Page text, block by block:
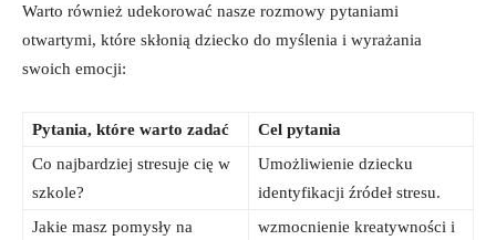
Warto również udekorować nasze rozmowy ​pytaniami
otwartymi, które skłonią dziecko do myślenia i wyrażania
swoich emocji:
Pytania, które warto zadać
Cel pytania
Co najbardziej‌ stresuje cię w⁤
szkole?
Umożliwienie dziecku
‍identyfikacji źródeł stresu.
Jakie masz pomysły na
wzmocnienie kreatywności⁣ i